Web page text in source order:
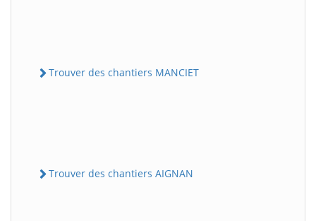
Trouver des chantiers MANCIET
Trouver des chantiers AIGNAN